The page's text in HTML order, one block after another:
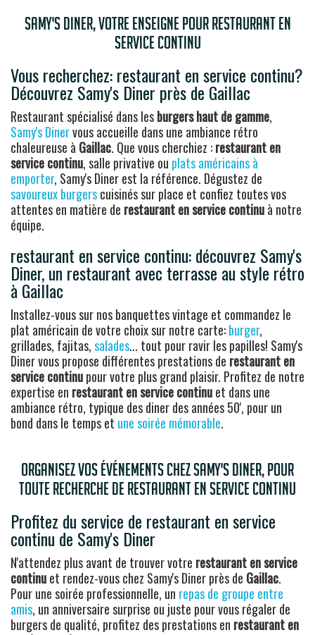
Samy's Diner, votre enseigne pour restaurant en
service continu
Vous recherchez: restaurant en service continu?
Découvrez Samy's Diner près de Gaillac
Restaurant spécialisé dans lesburgers haut de gamme,
Samy's Dinervous accueille dans une ambiance rétro
chaleureuse à Gaillac. Que vous cherchiez :restaurant en
service continu, salle privative ou plats américains à
emporter, Samy's Diner est la référence. Dégustez de
savoureux burgerscuisinés sur place et confiez toutes vos
attentes en matière de restaurant en service continuà notre
équipe.
restaurant en service continu: découvrez Samy's
Diner, un restaurant avec terrasse au style rétro
à Gaillac
Installez-vous sur nos banquettes vintage et commandez le
plat américain de votre choix sur notre carte:burger,
grillades, fajitas,salades... tout pour ravir les papilles! Samy's
Diner vous propose différentes prestations de restaurant en
service continupour votre plus grand plaisir. Profitez de notre
expertise en restaurant en service continuet dans une
ambiance rétro, typique des diner des années 50', pour un
bond dans le temps et une soirée mémorable.
Organisez vos événements chez Samy's Diner, pour
toute recherche de restaurant en service continu
Profitez du service de restaurant en service
continu de Samy's Diner
N'attendez plus avant de trouver votre restaurant en service
continuet rendez-vous chez Samy's Diner près de Gaillac.
Pour une soirée professionnelle, un repas de groupe entre
amis, un anniversaire surprise ou juste pour vous régaler de
burgers de qualité, profitez des prestations en restaurant en